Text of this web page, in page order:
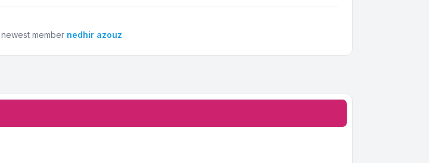
newest member nedhir azouz